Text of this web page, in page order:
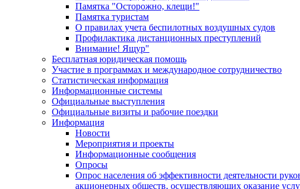
Памятка "Осторожно, клещи!"
Памятка туристам
О правилах учета беспилотных воздушных судов
Профилактика дистанционных преступлений
Внимание! Ящур"
Бесплатная юридическая помощь
Участие в программах и международное сотрудничество
Статистическая информация
Информационные системы
Официальные выступления
Официальные визиты и рабочие поездки
Информация
Новости
Мероприятия и проекты
Информационные сообщения
Опросы
Опрос населения об эффективности деятельности
акционерных обществ, осуществляющих оказание